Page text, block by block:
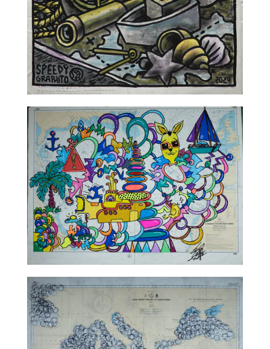
TALC02-03 – Speedy Graphito
TALC02-04 – Leloluce